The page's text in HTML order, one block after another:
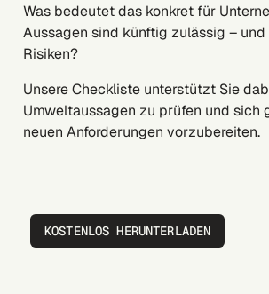
Was bedeutet das konkret für
Aussagen sind künftig zulässig –
Risiken?
Unsere Checkliste unterstützt Sie
Umweltaussagen zu prüfen und sich
neuen Anforderungen vorzubereiten.
KOSTENLOS HERUNTERLADEN